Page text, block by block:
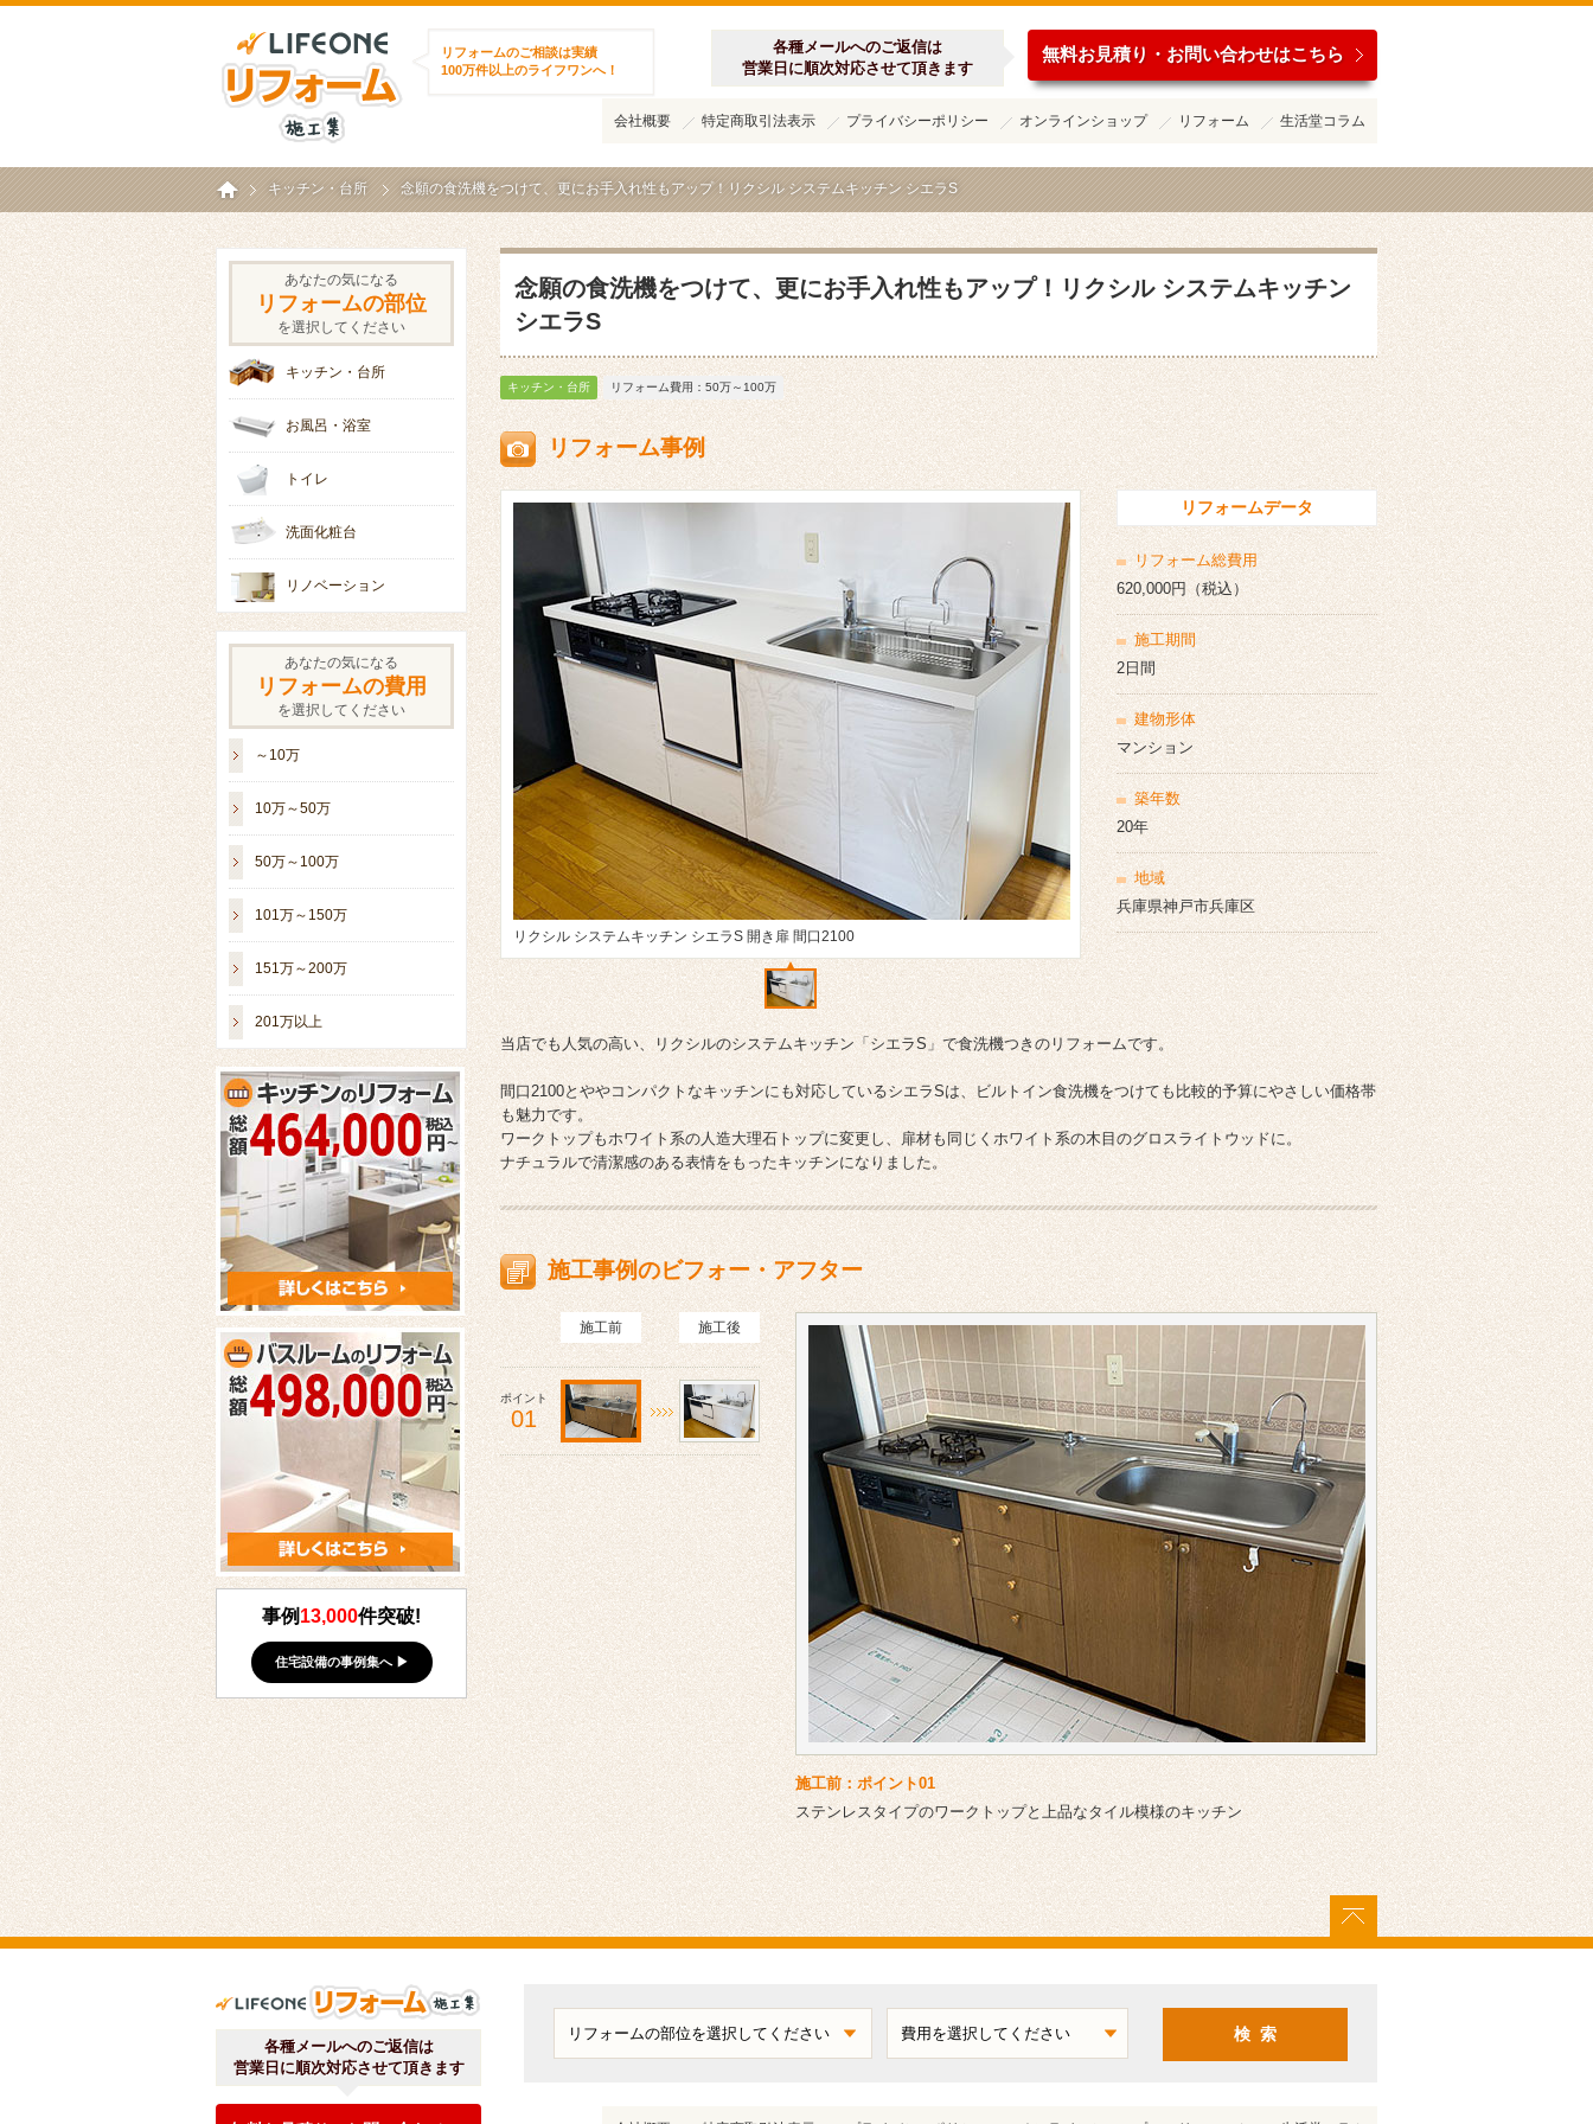
リフォームのご相談は実績
100万件以上のライフワンへ！
各種メールへのご返信は
営業日に順次対応させて頂きます
無料お見積り・お問い合わせはこちら
会社概要 特定商取引法表示 プライバシーポリシー オンラインショップ リフォーム 生活堂コラム
ホームキッチン・台所 念願の食洗機をつけて、更にお手入れ性もアップ！リクシル システムキッチン シエラS
念願の食洗機をつけて、更にお手入れ性もアップ！リクシル システムキッチン
シエラS
キッチン・台所 リフォーム費用：50万～100万
リフォーム事例
リクシル システムキッチン シエラS 開き扉 間口2100
リフォームデータ
リフォーム総費用
620,000円（税込）
施工期間
2日間
建物形体
マンション
築年数
20年
地域
兵庫県神戸市兵庫区
当店でも人気の高い、リクシルのシステムキッチン「シエラS」で食洗機つきのリフォームです。
間口2100とややコンパクトなキッチンにも対応しているシエラSは、ビルトイン食洗機をつけても比較的予算にやさしい価格帯
も魅力です。
ワークトップもホワイト系の人造大理石トップに変更し、扉材も同じくホワイト系の木目のグロスライトウッドに。
ナチュラルで清潔感のある表情をもったキッチンになりました。
施工事例のビフォー・アフター
施工前 施工後
ポイント
01
施工前：ポイント01
ステンレスタイプのワークトップと上品なタイル模様のキッチン
あなたの気になる
リフォームの部位
を選択してください
キッチン・台所
お風呂・浴室
トイレ
洗面化粧台
リノベーション
あなたの気になる
リフォームの費用
を選択してください
～10万
10万～50万
50万～100万
101万～150万
151万～200万
201万以上
事例 13,000件突破!
住宅設備の事例集へ ▶
ページトップに戻る
各種メールへのご返信は
営業日に順次対応させて頂きます
検 索